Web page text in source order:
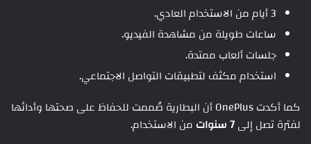
3 أيام من الاستخدام العادي.
ساعات طويلة من مشاهدة الفيديو.
جلسات ألعاب ممتدة.
استخدام مكثف لتطبيقات التواصل الاجتماعي.
كما أكدت OnePlus أن البطارية صُممت للحفاظ على صحتها وأدائها
لفترة تصل إلى7 سنوات من الاستخدام.